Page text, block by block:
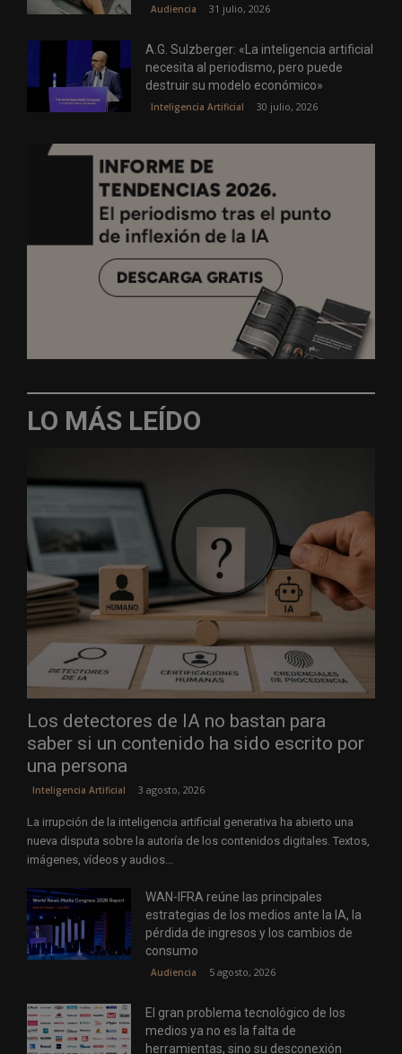
Audiencia 31 julio, 2026
A.G. Sulzberger: «La inteligencia artificial
necesita al periodismo, pero puede
destruir su modelo económico»
Inteligencia Artificial 30 julio, 2026
LO MÁS LEÍDO
Los detectores de IA no bastan para
saber si un contenido ha sido escrito por
una persona
Inteligencia Artificial 3 agosto, 2026
La irrupción de la inteligencia artificial generativa ha abierto una
nueva disputa sobre la autoría de los contenidos digitales. Textos,
imágenes, vídeos y audios...
WAN-IFRA reúne las principales
estrategias de los medios ante la IA, la
pérdida de ingresos y los cambios de
consumo
Audiencia 5 agosto, 2026
El gran problema tecnológico de los
medios ya no es la falta de
herramientas, sino su desconexión